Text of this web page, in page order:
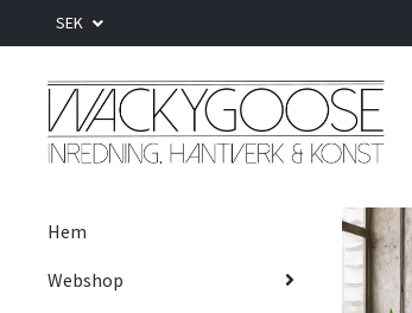
SEK
Hem
Webshop